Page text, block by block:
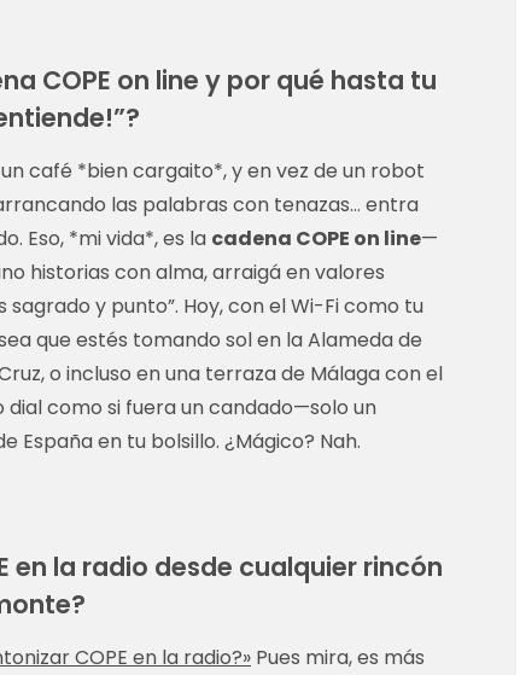
COPE on line y por qué hasta tu
café *bien cargaito*, y en vez de un robot
las palabras con tenazas… entra
Eso, *mi vida*, es la cadena COPE on line—
historias con alma, arraigá en valores
sagrado y punto”. Hoy, con el Wi-Fi como tu
que estés tomando sol en la Alameda de
o incluso en una terraza de Málaga con el
como si fuera un candado—solo un
España en tu bolsillo. ¿Mágico? Nah.
en la radio desde cualquier rincón
COPE en la radio?» Pues mira, es más